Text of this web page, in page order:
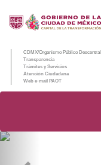
CDMX/Organismo Público
Transparencia
Trámites y Servicios
Atención Ciudadana
Web e-mail PAOT